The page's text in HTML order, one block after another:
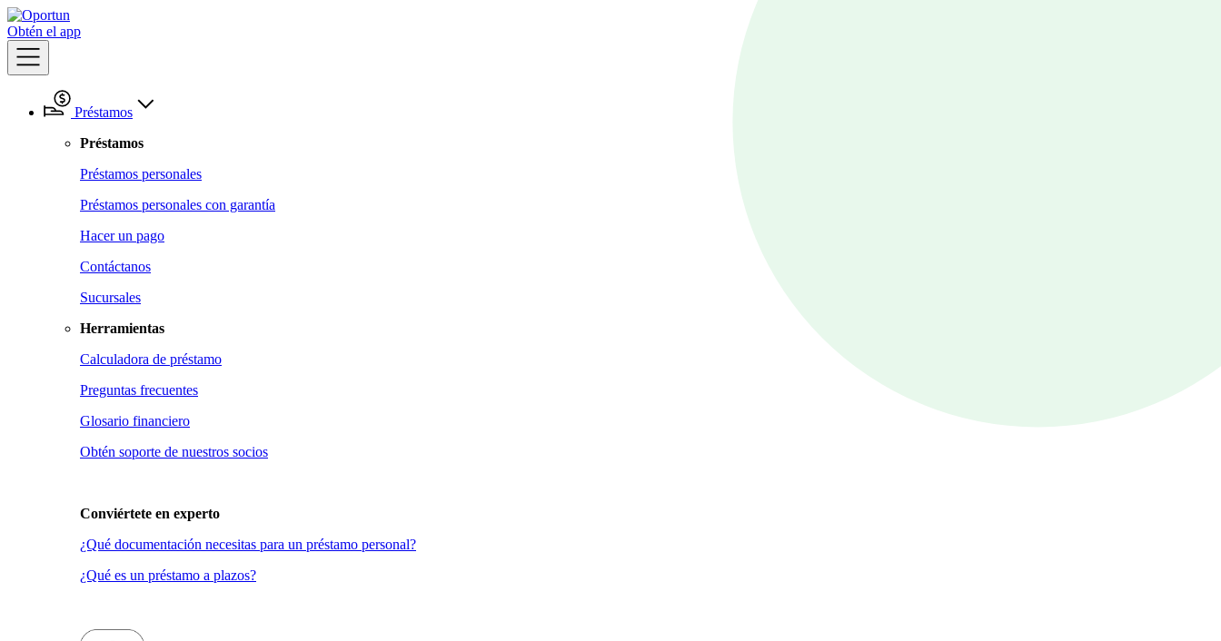
Obtén el app
Préstamos
Préstamos
Préstamos personales
Préstamos personales con garantía
Hacer un pago
Contáctanos
Sucursales
Herramientas
Calculadora de préstamo
Preguntas frecuentes
Glosario financiero
Obtén soporte de nuestros socios
Conviértete en experto
¿Qué documentación necesitas para un préstamo personal?
¿Qué es un préstamo a plazos?